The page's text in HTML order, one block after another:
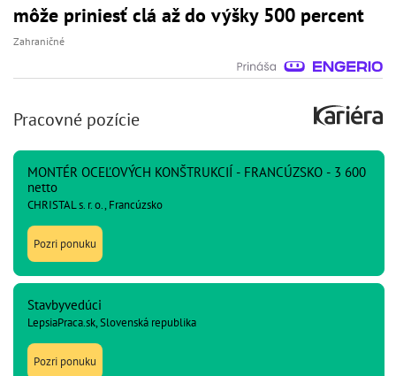
môže priniesť clá až do výšky 500 percent
Zahraničné
Pracovné pozície
MONTÉR OCEĽOVÝCH KONŠTRUKCIÍ - FRANCÚZSKO - 3 600
netto
CHRISTAL s. r. o., Francúzsko
Pozri ponuku
Stavbyvedúci
LepsiaPraca.sk, Slovenská republika
Pozri ponuku